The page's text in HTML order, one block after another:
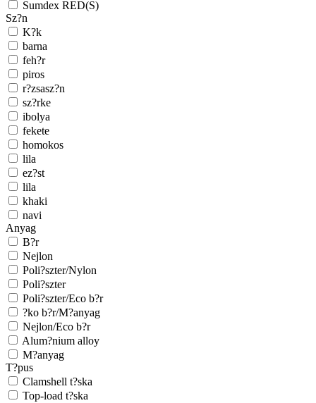
Sumdex RED(S)
Sz?n
K?k
barna
feh?r
piros
r?zsasz?n
sz?rke
ibolya
fekete
homokos
lila
ez?st
lila
khaki
navi
Anyag
B?r
Nejlon
Poli?szter/Nylon
Poli?szter
Poli?szter/Eco b?r
?ko b?r/M?anyag
Nejlon/Eco b?r
Alum?nium alloy
M?anyag
T?pus
Clamshell t?ska
Top-load t?ska